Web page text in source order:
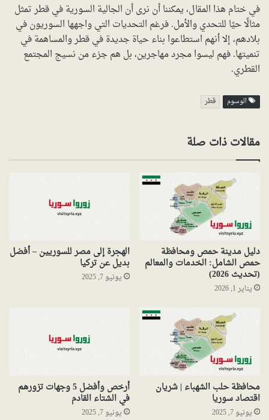
في ختام هذا المقال، يمكننا أن نرى أن الجالية السورية في قطر تمثل
مثالًا حيًا للتحدي والأمل. فرغم التحديات التي واجهها السوريون في
بلادهم، إلا أنهم استطاعوا بناء حياة جديدة في قطر والمساهمة في
تنميتها. فهم ليسوا مجرد مهاجرين، بل هم جزء من نسيج المجتمع
القطري.
الوسوم قطر
مقالات ذات صلة
دليل مدينة حمص ومحافظة
حمص الشامل: الخدمات والمعالم
(تحديث 2026)
يناير 1, 2026
الهجرة إلى مصر للسوريين – أفضل
بديل عن تركيا
يونيو 7, 2025
محافظة حلب الشهباء | شريان
اقتصاد سوريا
يونيو 7, 2025
أرخص وأفضل 5 وجهات تزورهم
في الشتاء القادم
يونيو 7, 2025